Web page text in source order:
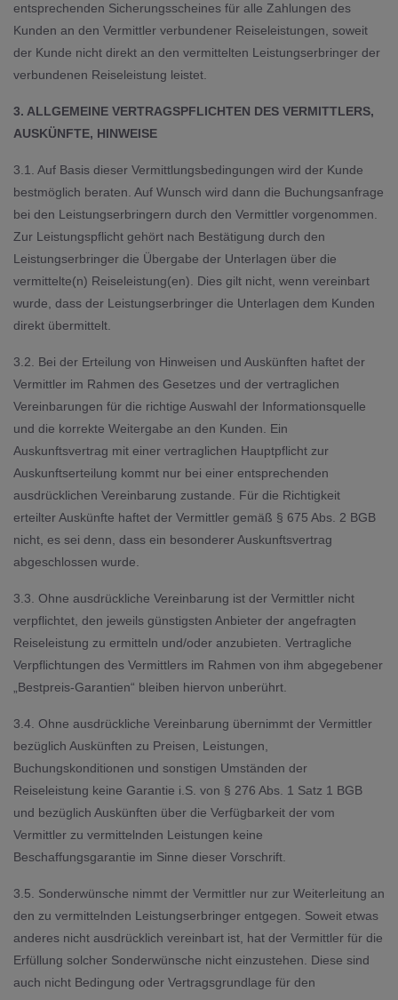
entsprechenden Sicherungsscheines für alle Zahlungen des
Kunden an den Vermittler verbundener Reiseleistungen, soweit
der Kunde nicht direkt an den vermittelten Leistungserbringer der
verbundenen Reiseleistung leistet.
3. ALLGEMEINE VERTRAGSPFLICHTEN DES VERMITTLERS,
AUSKÜNFTE, HINWEISE
3.1. Auf Basis dieser Vermittlungsbedingungen wird der Kunde
bestmöglich beraten. Auf Wunsch wird dann die Buchungsanfrage
bei den Leistungserbringern durch den Vermittler vorgenommen.
Zur Leistungspflicht gehört nach Bestätigung durch den
Leistungserbringer die Übergabe der Unterlagen über die
vermittelte(n) Reiseleistung(en). Dies gilt nicht, wenn vereinbart
wurde, dass der Leistungserbringer die Unterlagen dem Kunden
direkt übermittelt.
3.2. Bei der Erteilung von Hinweisen und Auskünften haftet der
Vermittler im Rahmen des Gesetzes und der vertraglichen
Vereinbarungen für die richtige Auswahl der Informationsquelle
und die korrekte Weitergabe an den Kunden. Ein
Auskunftsvertrag mit einer vertraglichen Hauptpflicht zur
Auskunftserteilung kommt nur bei einer entsprechenden
ausdrücklichen Vereinbarung zustande. Für die Richtigkeit
erteilter Auskünfte haftet der Vermittler gemäß § 675 Abs. 2 BGB
nicht, es sei denn, dass ein besonderer Auskunftsvertrag
abgeschlossen wurde.
3.3. Ohne ausdrückliche Vereinbarung ist der Vermittler nicht
verpflichtet, den jeweils günstigsten Anbieter der angefragten
Reiseleistung zu ermitteln und/oder anzubieten. Vertragliche
Verpflichtungen des Vermittlers im Rahmen von ihm abgegebener
„Bestpreis-Garantien“ bleiben hiervon unberührt.
3.4. Ohne ausdrückliche Vereinbarung übernimmt der Vermittler
bezüglich Auskünften zu Preisen, Leistungen,
Buchungskonditionen und sonstigen Umständen der
Reiseleistung keine Garantie i.S. von § 276 Abs. 1 Satz 1 BGB
und bezüglich Auskünften über die Verfügbarkeit der vom
Vermittler zu vermittelnden Leistungen keine
Beschaffungsgarantie im Sinne dieser Vorschrift.
3.5. Sonderwünsche nimmt der Vermittler nur zur Weiterleitung an
den zu vermittelnden Leistungserbringer entgegen. Soweit etwas
anderes nicht ausdrücklich vereinbart ist, hat der Vermittler für die
Erfüllung solcher Sonderwünsche nicht einzustehen. Diese sind
auch nicht Bedingung oder Vertragsgrundlage für den